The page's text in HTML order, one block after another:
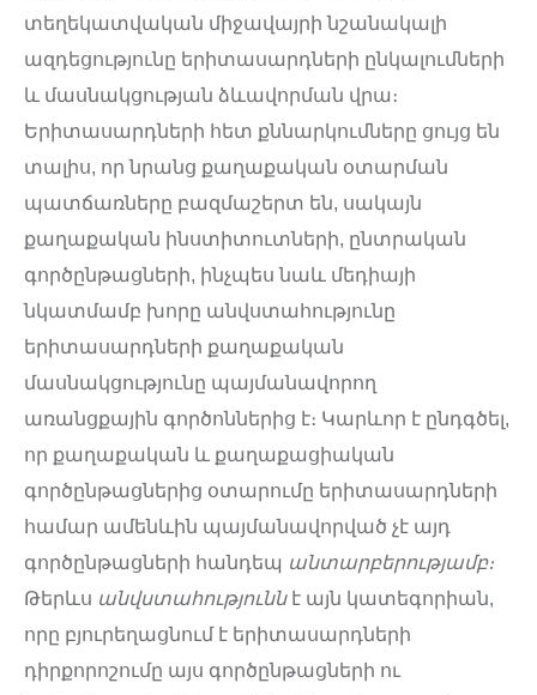
տեղեկատվական միջավայրի նշանակալի
ազդեցությունը երիտասարդների ընկալումների
և մասնակցության ձևավորման վրա։
Երիտասարդների հետ քննարկումները ցույց են
տալիս, որ նրանց քաղաքական օտարման
պատճառները բազմաշերտ են, սակայն
քաղաքական ինստիտուտների, ընտրական
գործընթացների, ինչպես նաև մեդիայի
նկատմամբ խորը անվստահությունը
երիտասարդների քաղաքական
մասնակցությունը պայմանավորող
առանցքային գործոններից է։ Կարևոր է ընդգծել,
որ քաղաքական և քաղաքացիական
գործընթացներից օտարումը երիտասարդների
համար ամենևին պայմանավորված չէ այդ
գործընթացների հանդեպ անտարբերությամբ։
Թերևս անվստահությունն է այն կատեգորիան,
որը բյուրեղացնում է երիտասարդների
դիրքորոշումը այս գործընթացների ու